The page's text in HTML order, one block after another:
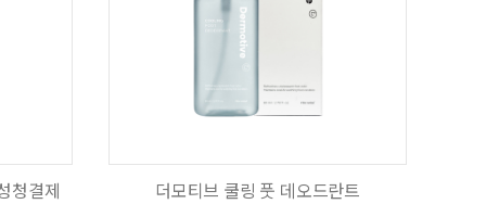
청결제 더모티브 쿨링 풋 데오드란트